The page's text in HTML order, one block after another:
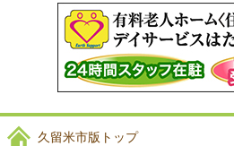
久留米市版トップ